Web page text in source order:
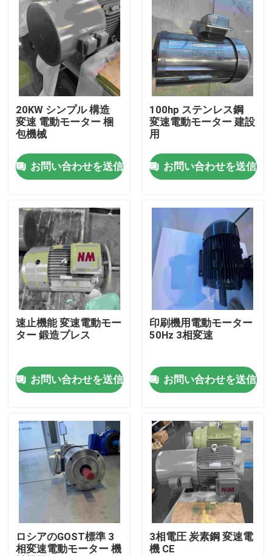
製品
ビデオ
私達について
品質管理
私達に連絡しなさい
引用を要求しなさい
単一フェーズの電動機
20KW シンプル 構造
変速 電動モーター 梱
包機械
お問い合わせを送信
100hp ステンレス鋼
変速電動モーター 建設
用
お問い合わせを送信
速止機能 変速電動モー
ター 鍛造プレス
お問い合わせを送信
印刷機用電動モーター
50Hz 3相変速
お問い合わせを送信
ロシアのGOST標準 3
相変速電動モーター 機
3相電圧 炭素鋼 変速電
機 CE